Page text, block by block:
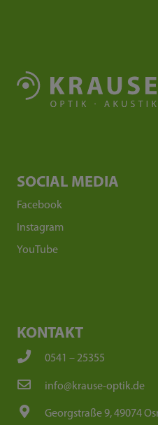
SOCIAL MEDIA
Facebook
Instagram
YouTube
KONTAKT
0541 – 25355
info@krause-optik.de
Georgstraße 9, 49074